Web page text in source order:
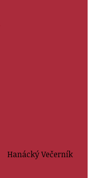
Hanácký Večerník